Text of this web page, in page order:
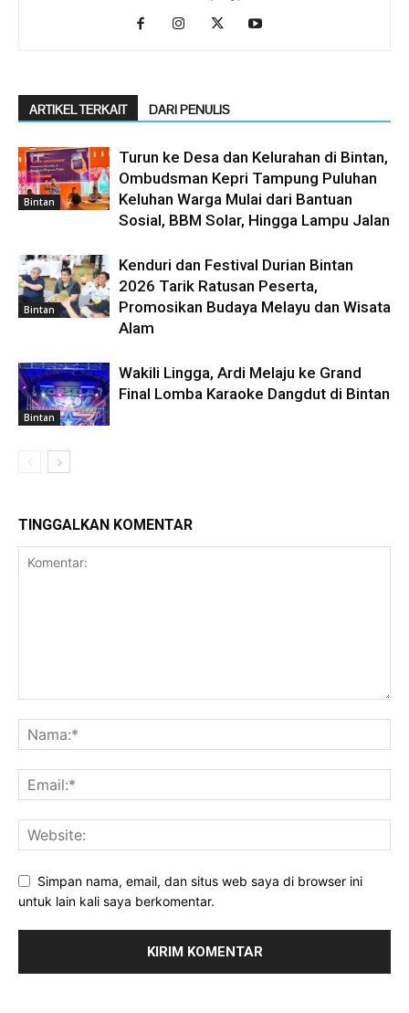
ARTIKEL TERKAIT DARI PENULIS
Bintan
Turun ke Desa dan Kelurahan di Bintan,
Ombudsman Kepri Tampung Puluhan
Keluhan Warga Mulai dari Bantuan
Sosial, BBM Solar, Hingga Lampu Jalan
Bintan
Kenduri dan Festival Durian Bintan
2026 Tarik Ratusan Peserta,
Promosikan Budaya Melayu dan Wisata
Alam
Bintan
Wakili Lingga, Ardi Melaju ke Grand
Final Lomba Karaoke Dangdut di Bintan
TINGGALKAN KOMENTAR
Simpan nama, email, dan situs web saya di browser ini
untuk lain kali saya berkomentar.